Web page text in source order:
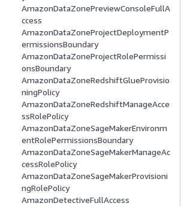
AmazonDataZonePreviewConsoleFullA
ccess
AmazonDataZoneProjectDeploymentP
ermissionsBoundary
AmazonDataZoneProjectRolePermissi
onsBoundary
AmazonDataZoneRedshiftGlueProvisio
ningPolicy
AmazonDataZoneRedshiftManageAcce
ssRolePolicy
AmazonDataZoneSageMakerEnvironm
entRolePermissionsBoundary
AmazonDataZoneSageMakerManageAc
cessRolePolicy
AmazonDataZoneSageMakerProvisioni
ngRolePolicy
AmazonDetectiveFullAccess